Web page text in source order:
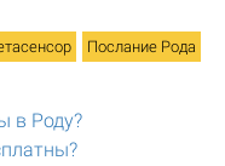
Послание Рода
в Роду?